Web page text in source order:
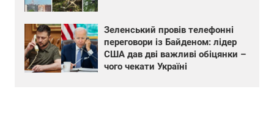
Зеленський провів телефонні
переговори із Байденом: лідер
США дав дві важливі обіцянки –
чого чекати Україні